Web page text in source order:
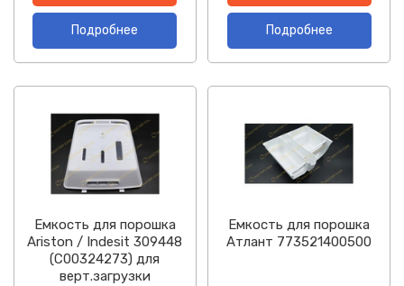
Подробнее Подробнее
Емкость для порошка
Ariston / Indesit 309448
(C00324273) для
верт.загрузки
Емкость для порошка
Атлант 773521400500